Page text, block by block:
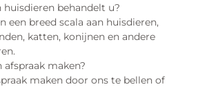
huisdieren behandelt u?
een breed scala aan huisdieren,
katten, konijnen en andere
afspraak maken?
maken door ons te bellen of